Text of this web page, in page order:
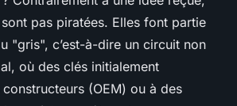
pas piratées. Elles font partie
"gris", c’est-à-dire un circuit non
où des clés initialement
(OEM) ou à des